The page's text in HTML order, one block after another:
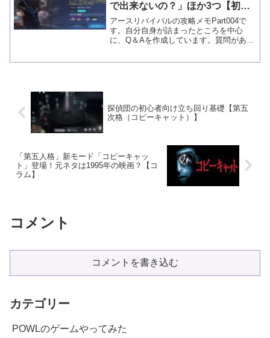
で出来ないの？」ほか3つ【初心
者が詰まりやすいところを攻略(Q
＆A)Part.004】
アースリバイバルの攻略メモPart004で
す。自分自身が詰まったところを中心
に、Q＆Aを作成しています。質問があれ
探偵団の初心者向け立ち回り基礎【第五
次格（コピーキャット）】
「第五人格」新モード「コピーキャッ
ト」登場！元ネタは1995年の映画？【コ
ラム】
コメント
コメントを書き込む
カテゴリー
POWLのゲームやってみた